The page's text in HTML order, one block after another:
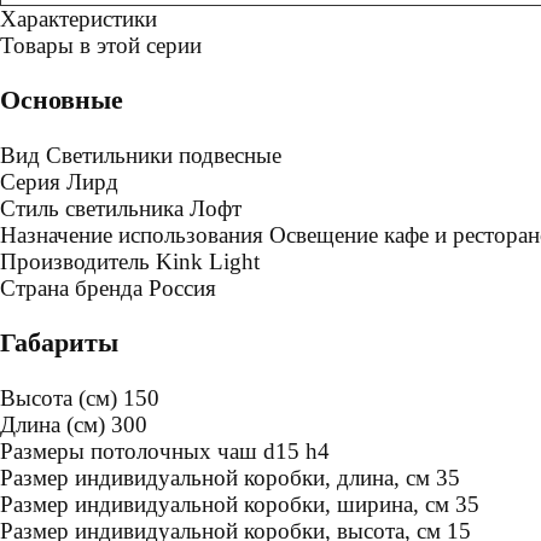
Характеристики
Товары в этой серии
Основные
Вид Светильники подвесные
Серия Лирд
Стиль светильника Лофт
Назначение использования Освещение кафе и
Производитель Kink Light
Страна бренда Россия
Габариты
Высота (см) 150
Длина (см) 300
Размеры потолочных чаш d15 h4
Размер индивидуальной коробки, длина, см 35
Размер индивидуальной коробки, ширина, см 35
Размер индивидуальной коробки, высота, см 15